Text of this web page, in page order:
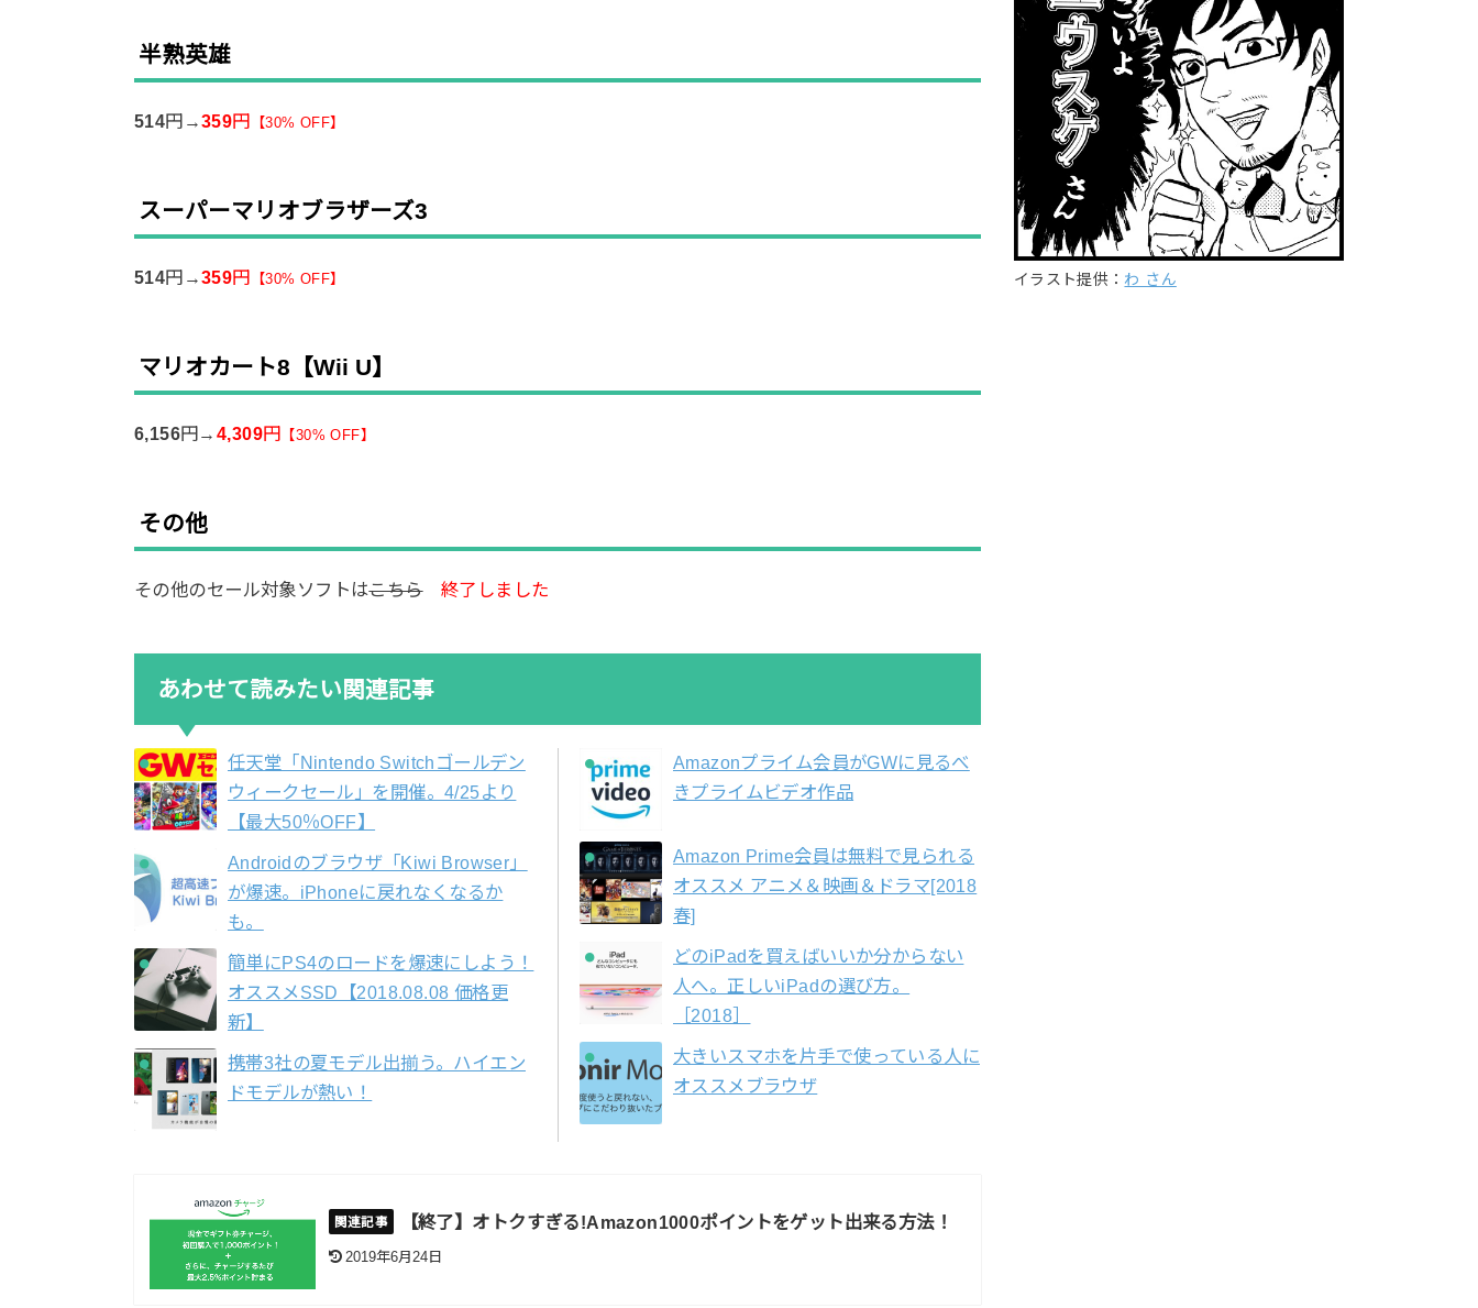
半熟英雄
514円→359円 【30% OFF】
スーパーマリオブラザーズ3
514円→359円 【30% OFF】
マリオカート8【Wii U】
6,156円→ 4,309円 【30% OFF】
その他
その他のセール対象ソフトはこちら 終了しました
あわせて読みたい関連記事
任天堂「Nintendo Switchゴールデン
ウィークセール」を開催。4/25より
【最大50％OFF】
Androidのブラウザ「Kiwi Browser」
が爆速。iPhoneに戻れなくなるか
も。
簡単にPS4のロードを爆速にしよう！
オススメSSD【2018.08.08 価格更
新】
携帯3社の夏モデル出揃う。ハイエン
ドモデルが熱い！
Amazonプライム会員がGWに見るべ
きプライムビデオ作品
Amazon Prime会員は無料で見られる
オススメ アニメ＆映画＆ドラマ[2018
春]
どのiPadを買えばいいか分からない
人へ。正しいiPadの選び方。
［2018］
大きいスマホを片手で使っている人に
オススメブラウザ
【終了】オトクすぎる!Amazon1000ポイントをゲット出来る方法！
2019年6月24日
イラスト提供： わ さん